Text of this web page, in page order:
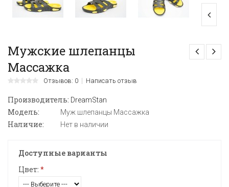
Мужские шлепанцы
Массажка
Отзывов: 0 Написать отзыв
Производитель: DreamStan
Модель: Муж шлепанцы Массажка
Наличие: Нет в наличии
Доступные варианты
Цвет: *